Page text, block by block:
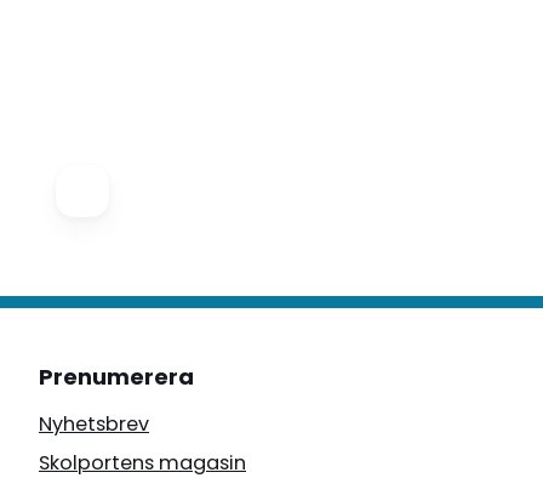
Prenumerera
Nyhetsbrev
Skolportens magasin